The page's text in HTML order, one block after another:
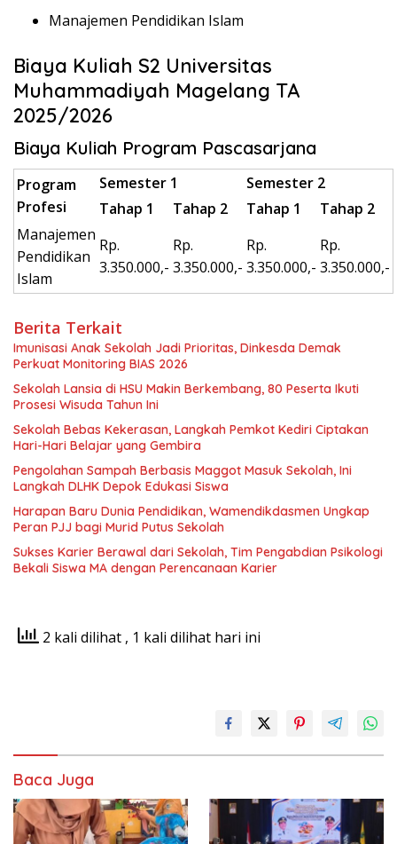
Manajemen Pendidikan Islam
Biaya Kuliah S2 Universitas
Muhammadiyah Magelang TA
2025/2026
Biaya Kuliah Program Pascasarjana
Program
Profesi
Semester 1
Semester 2
Tahap 1
Tahap 2 Tahap 1
Tahap 2
Manajemen
Pendidikan
Islam
Rp.
3.350.000,-
Rp.
3.350.000,-
Rp.
3.350.000,-
Rp.
3.350.000,-
Berita Terkait
Imunisasi Anak Sekolah Jadi Prioritas, Dinkesda Demak
Perkuat Monitoring BIAS 2026
Sekolah Lansia di HSU Makin Berkembang, 80 Peserta Ikuti
Prosesi Wisuda Tahun Ini
Sekolah Bebas Kekerasan, Langkah Pemkot Kediri Ciptakan
Hari-Hari Belajar yang Gembira
Pengolahan Sampah Berbasis Maggot Masuk Sekolah, Ini
Langkah DLHK Depok Edukasi Siswa
Harapan Baru Dunia Pendidikan, Wamendikdasmen Ungkap
Peran PJJ bagi Murid Putus Sekolah
Sukses Karier Berawal dari Sekolah, Tim Pengabdian Psikologi
Bekali Siswa MA dengan Perencanaan Karier
2 kali dilihat , 1 kali dilihat hari ini
Baca Juga